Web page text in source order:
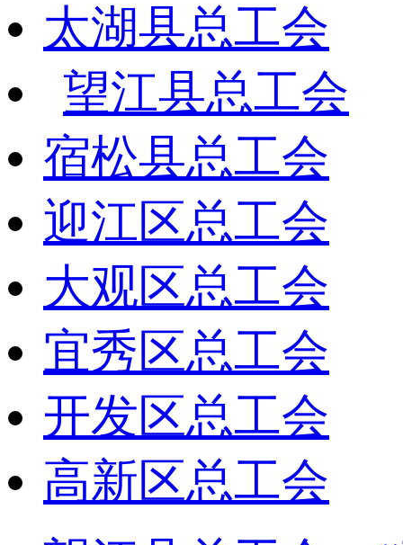
太湖县总工会
望江县总工会
宿松县总工会
迎江区总工会
大观区总工会
宜秀区总工会
开发区总工会
高新区总工会